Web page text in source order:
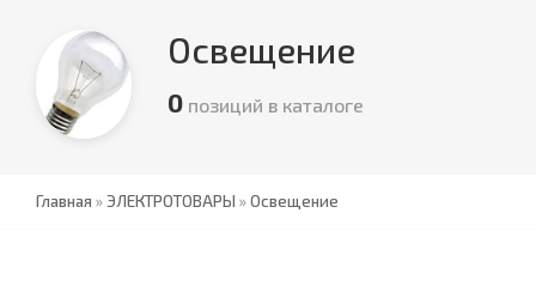
Освещение
0 позиций в каталоге
Главная »ЭЛЕКТРОТОВАРЫ »Освещение